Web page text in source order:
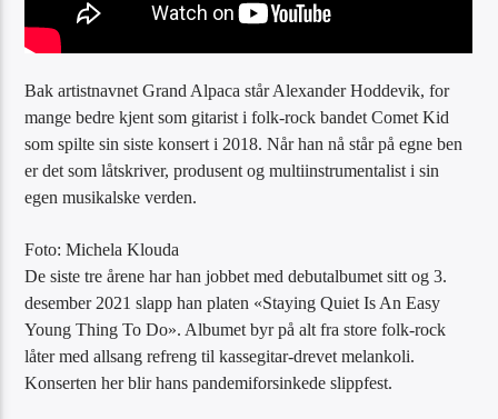
Bak artistnavnet Grand Alpaca står Alexander Hoddevik, for
mange bedre kjent som gitarist i folk-rock bandet Comet Kid
som spilte sin siste konsert i 2018. Når han nå står på egne ben
er det som låtskriver, produsent og multiinstrumentalist i sin
egen musikalske verden.
Foto: Michela Klouda
De siste tre årene har han jobbet med debutalbumet sitt og 3.
desember 2021 slapp han platen «Staying Quiet Is An Easy
Young Thing To Do». Albumet byr på alt fra store folk-rock
låter med allsang refreng til kassegitar-drevet melankoli.
Konserten her blir hans pandemiforsinkede slippfest.